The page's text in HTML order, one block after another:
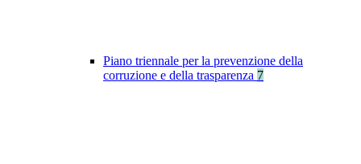
Piano triennale per la prevenzione della
corruzione e della trasparenza 7